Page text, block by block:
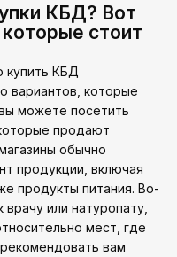
КБД? Вот
стоит
купить КБД
вариантов, которые
можете посетить
продают
обычно
продукции, включая
продукты питания. Во-
или натуропату,
мест, где
вам